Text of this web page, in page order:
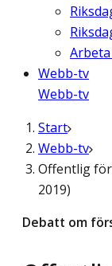
Webb-tv
Webb-tv
Start
Webb-tv
Offentlig
2019)
Debatt om